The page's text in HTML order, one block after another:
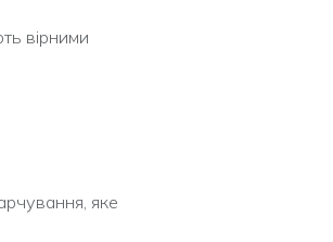
вірними
яке